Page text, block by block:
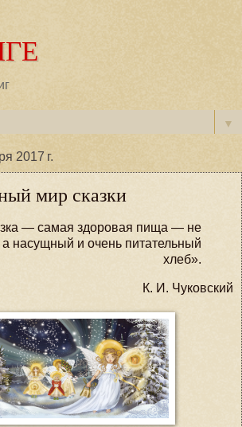
▼
2017 г.
мир сказки
— самая здоровая пища — не
а насущный и очень питательный
хлеб».
К. И. Чуковский